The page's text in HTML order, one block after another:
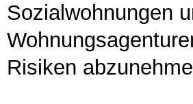
Sozialwohnungen
Risiken